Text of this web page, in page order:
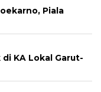
Piala
KA Lokal Garut-